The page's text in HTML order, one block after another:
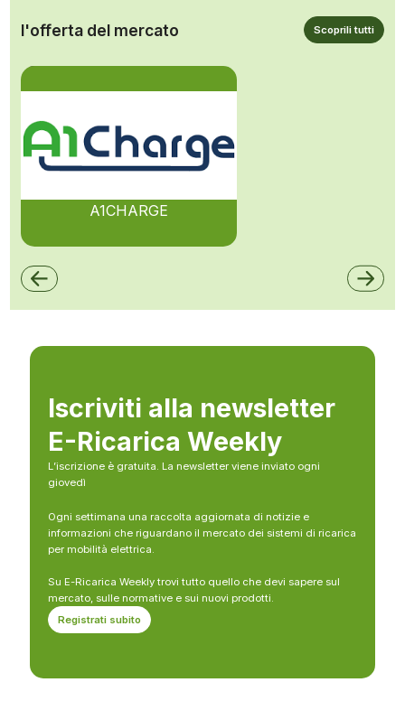
l'offerta del mercato Scoprili tutti
A1CHARGE
Iscriviti alla newsletter
E-Ricarica Weekly
L’iscrizione è gratuita. La newsletter viene inviato ogni
giovedì
Ogni settimana una raccolta aggiornata di notizie e
informazioni che riguardano il mercato dei sistemi di ricarica
per mobilità elettrica.
Su E-Ricarica Weekly trovi tutto quello che devi sapere sul
mercato, sulle normative e sui nuovi prodotti.
Registrati subito